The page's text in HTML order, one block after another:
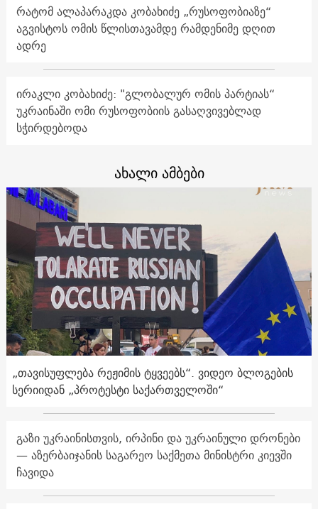
რატომ ალაპარაკდა კობახიძე „რუსოფობიაზე“
აგვისტოს ომის წლისთავამდე რამდენიმე დღით
ადრე
ირაკლი კობახიძე: "გლობალურ ომის პარტიას“
უკრაინაში ომი რუსოფობიის გასაღვივებლად
სჭირდებოდა
ახალი ამბები
„თავისუფლება რეჟიმის ტყვეებს“. ვიდეო ბლოგების
სერიიდან „პროტესტი საქართველოში“
გაზი უკრაინისთვის, ირპინი და უკრაინული დრონები
— აზერბაიჯანის საგარეო საქმეთა მინისტრი კიევში
ჩავიდა